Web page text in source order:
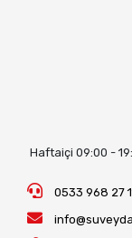
Haftaiçi 09:00 -
0533 968 27